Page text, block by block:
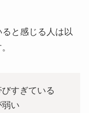
と感じる人は以
すぎている
い